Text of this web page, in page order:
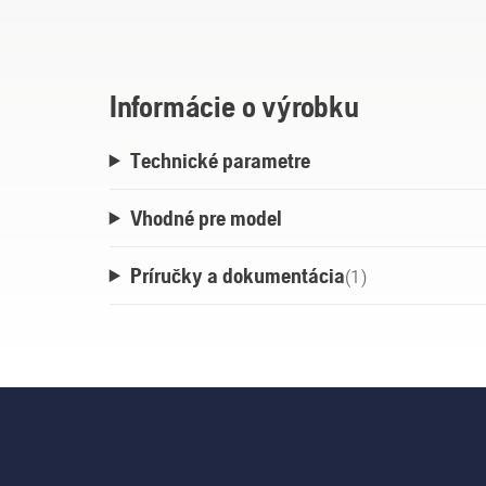
Informácie o výrobku
Technické parametre
Vhodné pre model
Príručky a dokumentácia(1 )